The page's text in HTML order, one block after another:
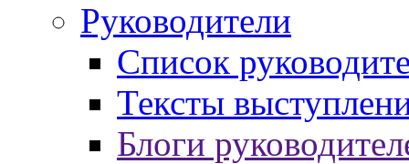
Руководители
Список
Тексты
Блоги